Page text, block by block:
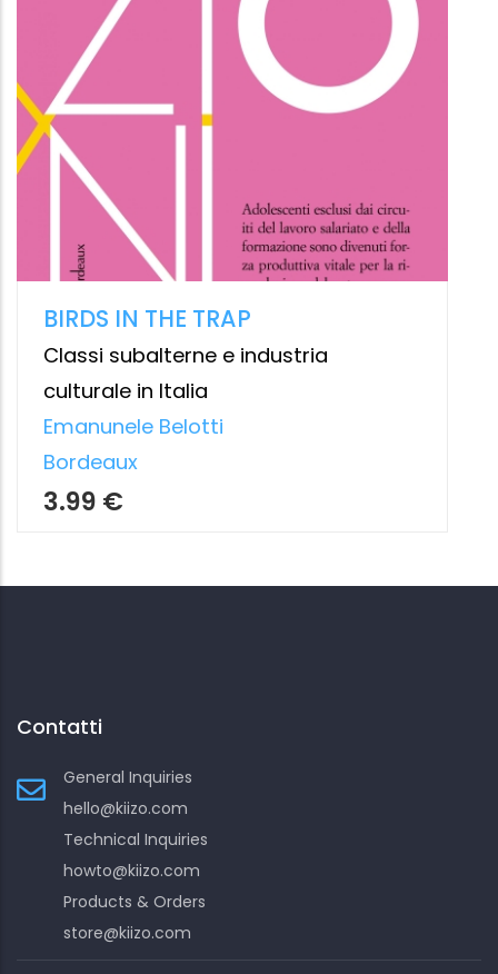
Contatti
General Inquiries
hello@kiizo.com
Technical Inquiries
howto@kiizo.com
Products & Orders
store@kiizo.com